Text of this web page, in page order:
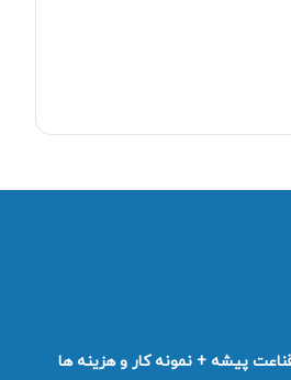
پیشه + نمونه کار و هزینه ها